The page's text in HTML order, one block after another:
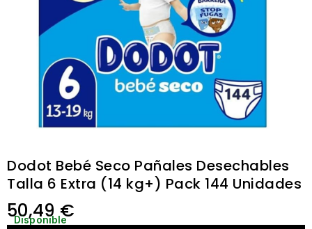
Dodot Bebé Seco Pañales Desechables
Talla 6 Extra (14 kg+) Pack 144 Unidades
50,49€
Disponible